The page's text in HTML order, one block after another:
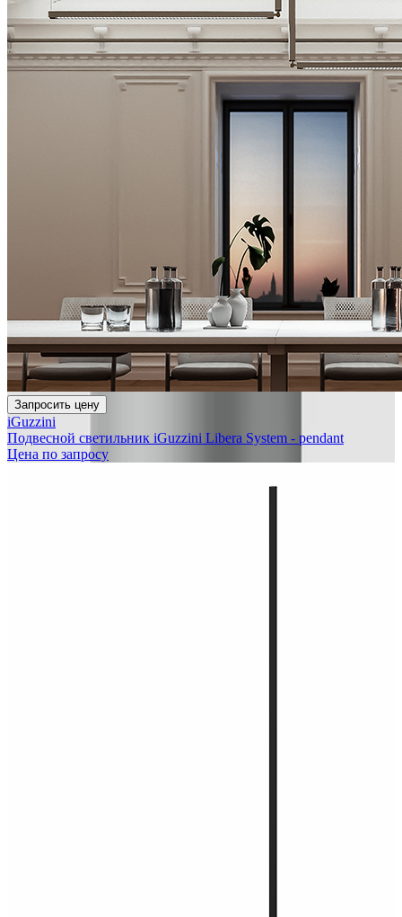
Запросить цену
iGuzzini
Подвесной светильник iGuzzini Libera System - pendant
Цена по запросу